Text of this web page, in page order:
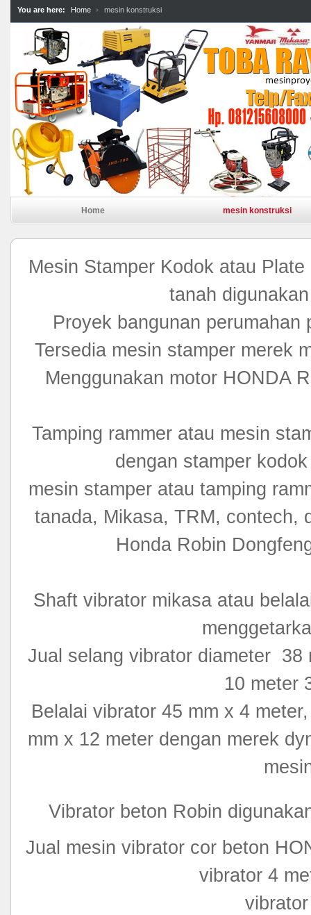
You are here: Home mesin konstruksi
Home mesin konstruksi
Mesin Stamper Kodok atau
tanah
Proyek bangunan
Tersedia mesin stamper merek
Menggunakan motor HONDA
Tamping rammer atau mesin
dengan stamper
mesin stamper atau tamping
tanada, Mikasa, TRM, contech,
Honda Robin
Shaft vibrator mikasa atau
Jual selang vibrator diameter 38
10 meter
Belalai vibrator 45 mm x 4
mm x 12 meter dengan merek
Vibrator beton Robin
Jual mesin vibrator cor beton
vibrator 4